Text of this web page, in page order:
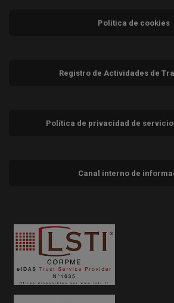
Política de cookies
Registro de Actividades de
Política de privacidad de
Canal interno de